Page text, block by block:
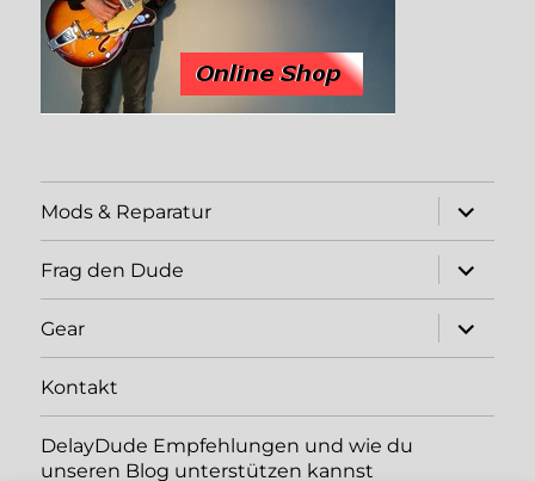
Mods & Reparatur
expand
child
menu
Frag den Dude
expand
child
menu
Gear
expand
child
menu
Kontakt
DelayDude Empfehlungen und wie du
unseren Blog unterstützen kannst